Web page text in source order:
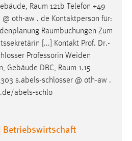
Raum 121b Telefon +49
@ oth-aw . de Kontaktperson für:
Raumbuchungen Zum
[...] Kontakt Prof. Dr.-
Professorin Weiden
Gebäude DBC, Raum 1.15
s.abels-schlosser @ oth-aw .
abels-schlo
Betriebswirtschaft